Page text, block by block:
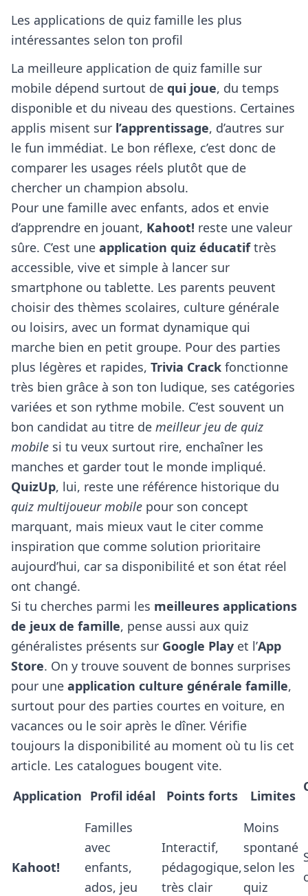
Les applications de quiz famille les plus
intéressantes selon ton profil
La meilleure application de quiz famille sur
mobile dépend surtout de qui joue, du temps
disponible et du niveau des questions. Certaines
applis misent sur l’apprentissage, d’autres sur
le fun immédiat. Le bon réflexe, c’est donc de
comparer les usages réels plutôt que de
chercher un champion absolu.
Pour une famille avec enfants, ados et envie
d’apprendre en jouant, Kahoot! reste une valeur
sûre. C’est une application quiz éducatiftrès
accessible, vive et simple à lancer sur
smartphone ou tablette. Les parents peuvent
choisir des thèmes scolaires, culture générale
ou loisirs, avec un format dynamique qui
marche bien en petit groupe. Pour des parties
plus légères et rapides, Trivia Crack fonctionne
très bien grâce à son ton ludique, ses catégories
variées et son rythme mobile. C’est souvent un
bon candidat au titre de meilleur jeu de quiz
mobile si tu veux surtout rire, enchaîner les
manches et garder tout le monde impliqué.
QuizUp, lui, reste une référence historique du
quiz multijoueur mobile pour son concept
marquant, mais mieux vaut le citer comme
inspiration que comme solution prioritaire
aujourd’hui, car sa disponibilité et son état réel
ont changé.
Si tu cherches parmi les meilleures applications
de jeux de famille, pense aussi aux quiz
généralistes présents sur Google Play et l’App
Store. On y trouve souvent de bonnes surprises
pour une application culture générale famille,
surtout pour des parties courtes en voiture, en
vacances ou le soir après le dîner. Vérifie
toujours la disponibilité au moment où tu lis cet
article. Les catalogues bougent vite.
Application Profil idéal Points forts Limites
Kahoot!
Familles
avec
enfants,
ados, jeu
Interactif,
pédagogique,
très clair
Moins
spontané
selon les
quiz